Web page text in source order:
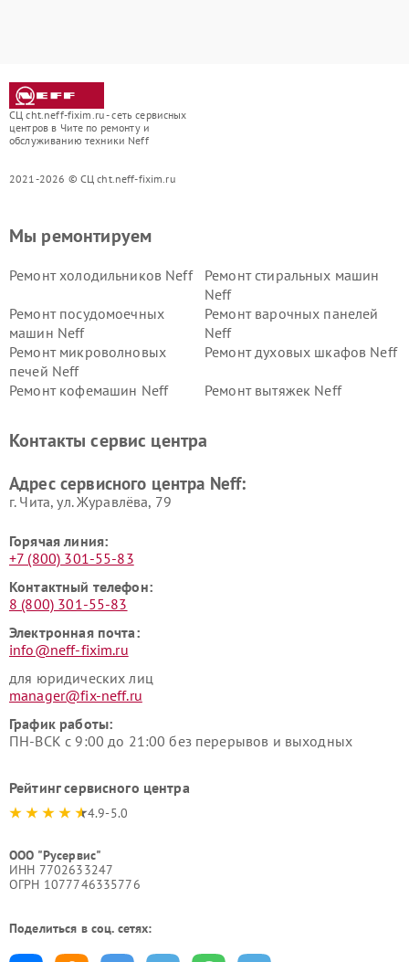
СЦ cht.neff-fixim.ru - сеть сервисных
центров в Чите по ремонту и
обслуживанию техники Neff
2021-2026 © СЦ cht.neff-fixim.ru
Мы ремонтируем
Ремонт холодильников Neff
Ремонт стиральных машин
Neff
Ремонт посудомоечных
машин Neff
Ремонт варочных панелей
Neff
Ремонт микроволновых
печей Neff
Ремонт духовых шкафов Neff
Ремонт кофемашин Neff Ремонт вытяжек Neff
Контакты сервис центра
Адрес сервисного центра Neff:
г. Чита, ул. Журавлёва, 79
Горячая линия:
+7 (800) 301-55-83
Контактный телефон:
8 (800) 301-55-83
Электронная почта:
info@neff-fixim.ru
для юридических лиц
manager@fix-neff.ru
График работы:
ПН-ВСК с 9:00 до 21:00 без перерывов и выходных
Рейтинг сервисного центра
4.9-5.0
ООО "Русервис"
ИНН 7702633247
ОГРН 1077746335776
Поделиться в соц. сетях: